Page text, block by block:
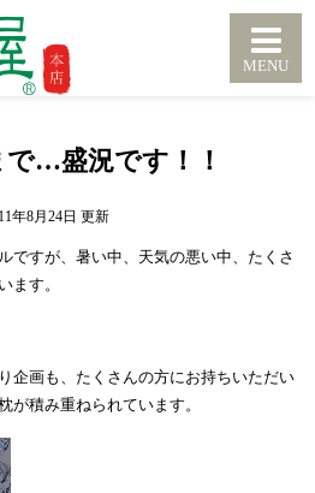
…盛況です！！
年8月24日
ですが、暑い中、天気の悪い中、たくさ
ます。
企画も、たくさんの方にお持ちいただい
が積み重ねられています。